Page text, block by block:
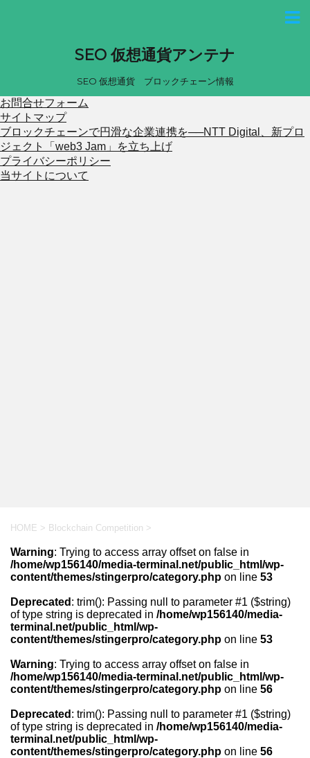
SEO 仮想通貨アンテナ
SEO 仮想通貨 ブロックチェーン情報
お問合せフォーム
サイトマップ
ブロックチェーンで円滑な企業連携を──NTT Digital、新プロ
ジェクト「web3 Jam」を立ち上げ
プライバシーポリシー
当サイトについて
HOME > Blockchain Competition >
Warning: Trying to access array offset on false in
/home/wp156140/media-terminal.net/public_html/wp-
content/themes/stingerpro/category.php on line 53
Deprecated : trim(): Passing null to parameter #1 ($string)
of type string is deprecated in /home/wp156140/media-
terminal.net/public_html/wp-
content/themes/stingerpro/category.php on line 53
Warning: Trying to access array offset on false in
/home/wp156140/media-terminal.net/public_html/wp-
content/themes/stingerpro/category.php on line 56
Deprecated : trim(): Passing null to parameter #1 ($string)
of type string is deprecated in /home/wp156140/media-
terminal.net/public_html/wp-
content/themes/stingerpro/category.php on line 56